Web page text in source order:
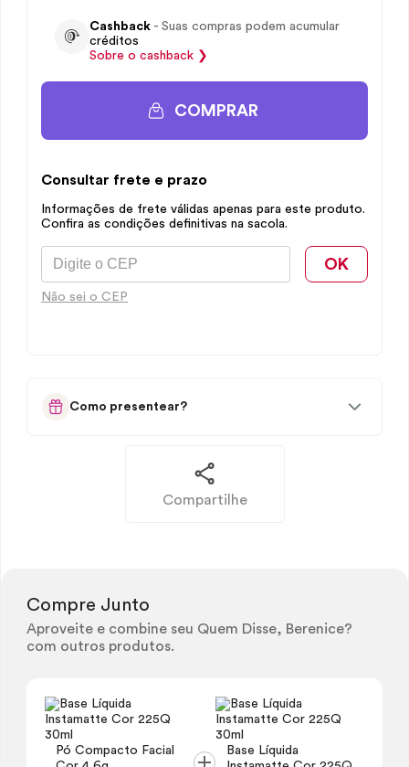
Cashback - Suas compras podem acumular
créditos
Sobre o cashback ❯
COMPRAR
Consultar frete e prazo
Informações de frete válidas apenas para este produto.
Confira as condições definitivas na sacola.
OK
Não sei o CEP
Como presentear?
Compartilhe
Compre Junto
Aproveite e combine seu Quem Disse, Berenice?
com outros produtos.
Pó Compacto Facial
Base Líquida